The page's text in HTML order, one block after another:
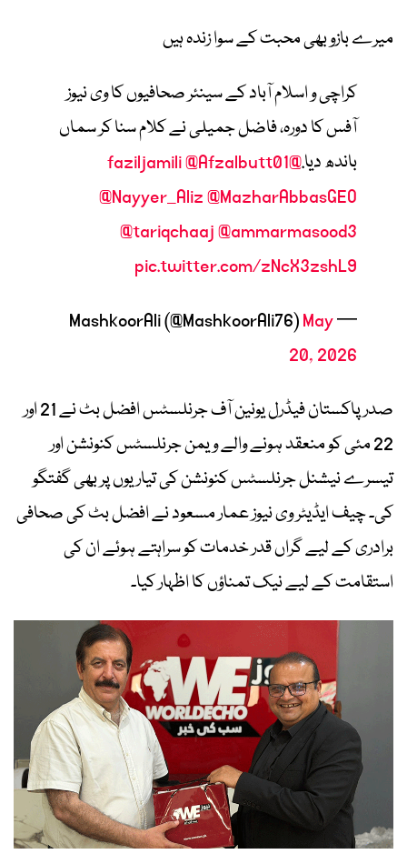
میرے بازو بھی محبت کے سوا زندہ ہیں
کراچی و اسلام آباد کے سینئر صحافیوں کا وی نیوز
آفس کا دورہ، فاضل جمیلی نے کلام سنا کر سماں
باندھ دیا.@faziljamili
@Afzalbutt01
@Nayyer_Aliz@MazharAbbasGEO
@tariqchaaj@ammarmasood3
pic.twitter.com/zNcX3zshL9
— MashkoorAli (@MashkoorAli76)
May
20, 2026
صدر پاکستان فیڈرل یونین آف جرنلسٹس افضل بٹ نے 21 اور
22 مئی کو منعقد ہونے والے ویمن جرنلسٹس کنونشن اور
تیسرے نیشنل جرنلسٹس کنونشن کی تیاریوں پر بھی گفتگو
کی۔ چیف ایڈیٹر وی نیوز عمار مسعود نے افضل بٹ کی صحافی
برادری کے لیے گراں قدر خدمات کو سراہتے ہوئے ان کی
استقامت کے لیے نیک تمناؤں کا اظہار کیا۔